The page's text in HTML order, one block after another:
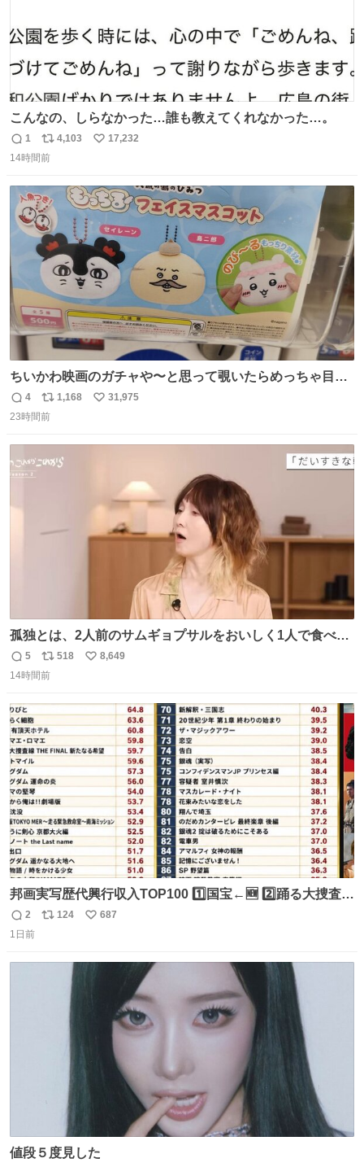
こんなの、しらなかった…誰も教えてくれなかった…。
返
信
1
リ
ポ
ト
数
4,103
い
数
17,232
14時間前
ちいかわ映画のガチャや〜と思って覗いたらめっちゃ目合
って気まずい
返
信
4
リ
ポ
ト
1,168
い
31,975
23時間前
孤独とは、2人前のサムギョプサルをおいしく1人で食べる
ことである←好きすぎる
返
信
5
リ
ポ
ト
数
518
い
数
8,649
14時間前
邦画実写歴代興行収入TOP100 1️⃣国宝←🆕 2️⃣踊る大捜査線
THE MOVIE2 3️⃣南極物語 4️⃣踊る大捜査線 THE MOVIE 5️⃣
子猫物語 6️⃣劇場版コード・ブルー 7️⃣天と地と 8️⃣永遠の0
どなく、お別れです←🆕 … 60位 キングダム 魂の決戦←🆕
返
信
2
リ
124
い
数
687
1日前
値段５度見した